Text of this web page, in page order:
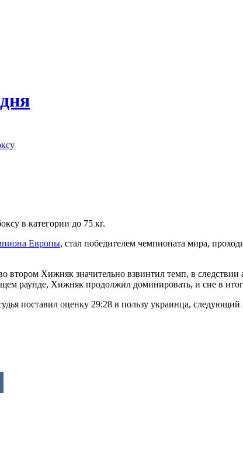
в категории до 75 кг.
Европы, стал победителем чемпионата мира,
Хижняк значительно взвинтил темп, в следствии
раунде, Хижняк продолжил доминировать, и сие в
поставил оценку 29:28 в пользу украинца, следующий